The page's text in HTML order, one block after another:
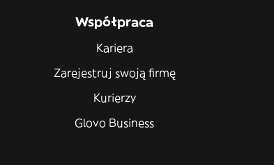
Współpraca
Kariera
Zarejestruj swoją firmę
Kurierzy
Glovo Business